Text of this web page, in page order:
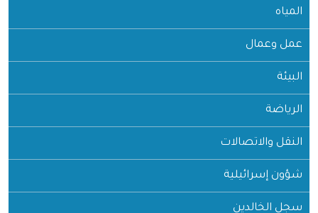
المياه
عمل وعمال
البيئة
الرياضة
النقل والاتصالات
شؤون إسرائيلية
سجل الخالدين